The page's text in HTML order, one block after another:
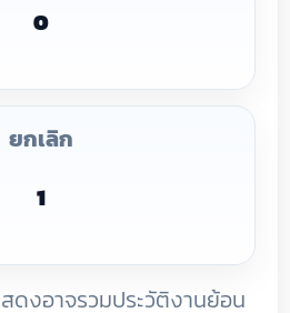
0
ยกเลิก
1
ดงอาจรวมประวัติงานย้อน